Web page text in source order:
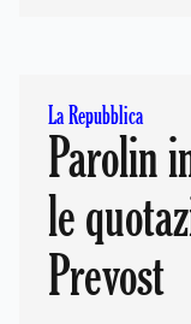
La Repubblica
Parolin
le
Prevost